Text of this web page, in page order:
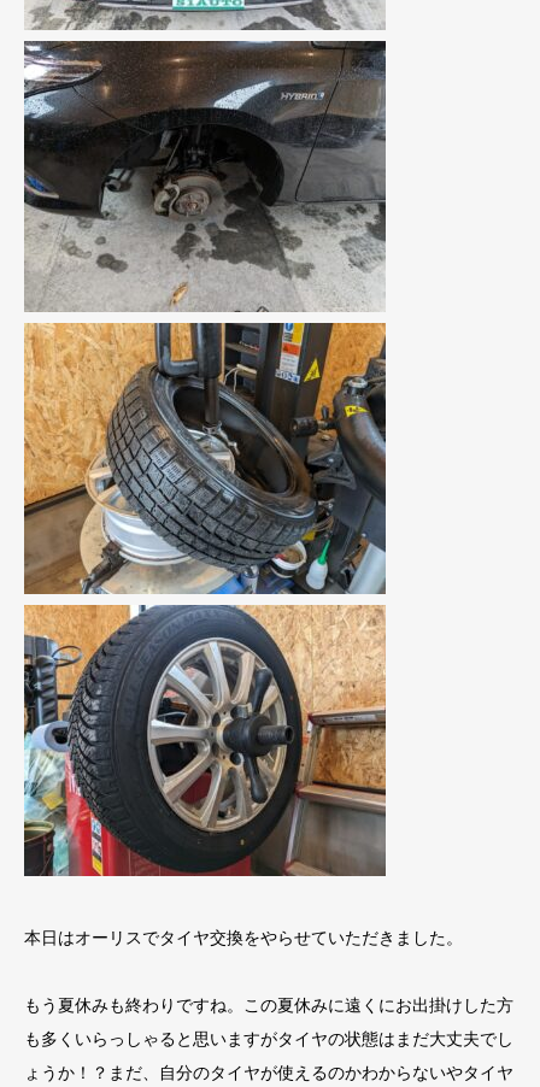
本日はオーリスでタイヤ交換をやらせていただきました。
もう夏休みも終わりですね。この夏休みに遠くにお出掛けした方
も多くいらっしゃると思いますがタイヤの状態はまだ大丈夫でし
ょうか！？まだ、自分のタイヤが使えるのかわからないやタイヤ